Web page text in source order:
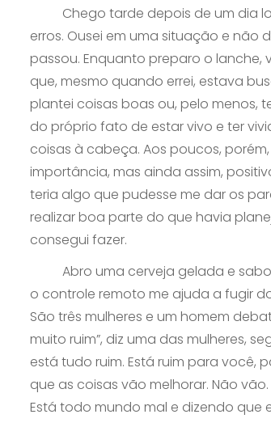
Chego tarde depois de um dia
erros. Ousei em uma situação e não
passou. Enquanto preparo o
que, mesmo quando errei, estava
plantei coisas boas ou, pelo menos,
do próprio fato de estar vivo e ter
coisas à cabeça. Aos poucos,
importância, mas ainda assim,
teria algo que pudesse me dar os
realizar boa parte do que havia
consegui fazer.
Abro uma cerveja gelada e
o controle remoto me ajuda a fugir
São três mulheres e um homem
muito ruim”, diz uma das mulheres,
está tudo ruim. Está ruim para você,
que as coisas vão melhorar. Não
Está todo mundo mal e dizendo que